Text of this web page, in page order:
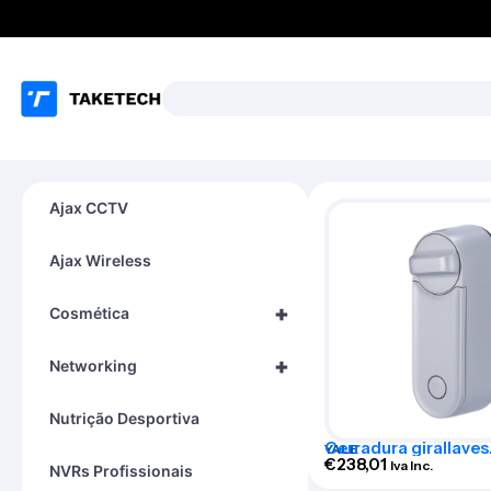
Ajax CCTV
Ajax Wireless
+
Cosmética
+
Networking
Nutrição Desportiva
NVRs Profissionais
YALE
Cerradura girallaves
inteligente BLE y
€238,01 Iva Inc.